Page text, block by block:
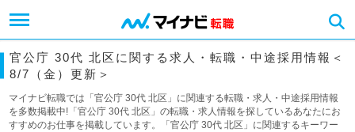
官公庁 30代 北区に関する求人・転職・中途採用情報＜
8/7（金）更新＞
マイナビ転職では「官公庁 30代 北区」に関連する転職・求人・中途採用情報
を多数掲載中!「官公庁 30代 北区」の転職・求人情報を探しているあなたにお
すすめのお仕事を掲載しています。「官公庁 30代 北区」に関連するキーワー